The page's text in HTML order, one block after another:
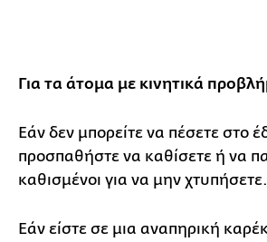
Για τα άτομα με κινητικά
Εάν δεν μπορείτε να πέσετε στο
προσπαθήστε να καθίσετε ή να
καθισμένοι για να μην χτυπήσετε.
Εάν είστε σε μια αναπηρική